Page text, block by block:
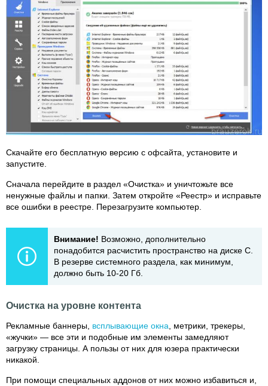
Скачайте его бесплатную версию с офсайта, установите и
запустите.
Сначала перейдите в раздел «Очистка» и уничтожьте все
ненужные файлы и папки. Затем откройте «Реестр» и исправьте
все ошибки в реестре. Перезагрузите компьютер.
Внимание! Возможно, дополнительно
понадобится расчистить пространство на диске С.
В резерве системного раздела, как минимум,
должно быть 10-20 Гб.
Очистка на уровне контента
Рекламные баннеры, всплывающие окна, метрики, трекеры,
«жучки» — все эти и подобные им элементы замедляют
загрузку страницы. А пользы от них для юзера практически
никакой.
При помощи специальных аддонов от них можно избавиться и,